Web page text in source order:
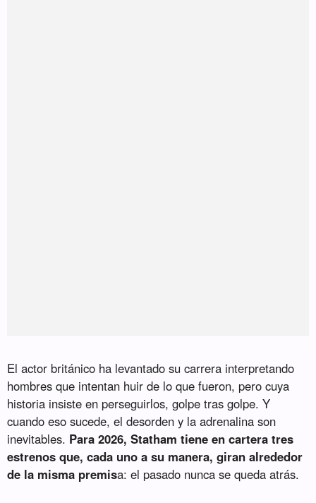
El actor británico ha levantado su carrera interpretando
hombres que intentan huir de lo que fueron, pero cuya
historia insiste en perseguirlos, golpe tras golpe. Y
cuando eso sucede, el desorden y la adrenalina son
inevitables. Para 2026, Statham tiene en cartera tres
estrenos que, cada uno a su manera, giran alrededor
de la misma premisa: el pasado nunca se queda atrás.